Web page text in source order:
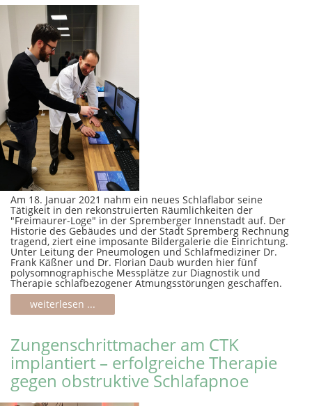
Am 18. Januar 2021 nahm ein neues Schlaflabor seine
Tätigkeit in den rekonstruierten Räumlichkeiten der
"Freimaurer-Loge" in der Spremberger Innenstadt auf. Der
Historie des Gebäudes und der Stadt Spremberg Rechnung
tragend, ziert eine imposante Bildergalerie die Einrichtung.
Unter Leitung der Pneumologen und Schlafmediziner Dr.
Frank Käßner und Dr. Florian Daub wurden hier fünf
polysomnographische Messplätze zur Diagnostik und
Therapie schlafbezogener Atmungsstörungen geschaffen.
weiterlesen ...
Zungenschrittmacher am CTK
implantiert – erfolgreiche Therapie
gegen obstruktive Schlafapnoe